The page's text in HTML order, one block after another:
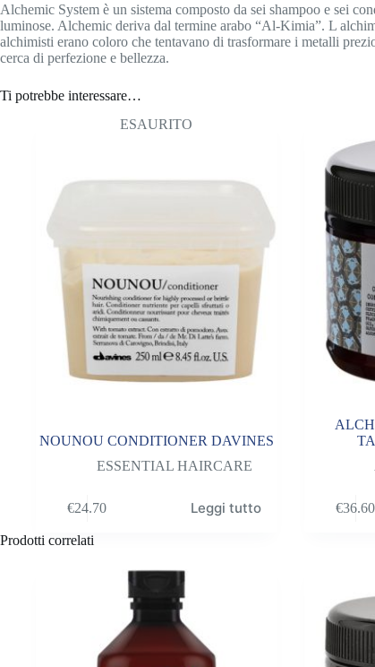
Alchemic System è un sistema composto da sei shampoo e sei
luminose. Alchemic deriva dal termine arabo “Al-Kimia”. L
alchimisti erano coloro che tentavano di trasformare i metalli
cerca di perfezione e bellezza.
Ti potrebbe interessare…
ESAURITO
NOUNOU CONDITIONER DAVINES
ESSENTIAL HAIRCARE
€24.70 Leggi tutto €36.60
Prodotti correlati